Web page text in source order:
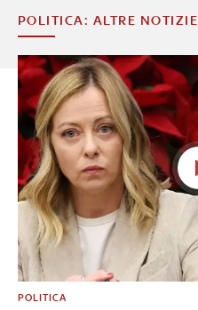
POLITICA: ALTRE NOTIZIE
POLITICA